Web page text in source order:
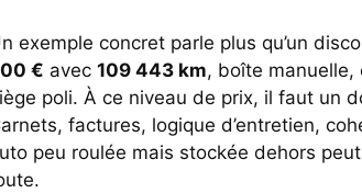
exemple concret parle plus qu’un
€ avec 109 443 km, boîte
poli. À ce niveau de prix, il faut un
factures, logique d’entretien,
peu roulée mais stockée dehors